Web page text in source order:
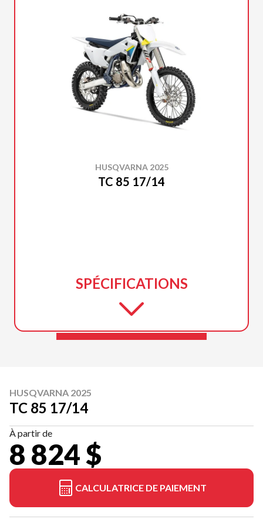
HUSQVARNA 2025
TC 85 17/14
SPÉCIFICATIONS
HUSQVARNA 2025
TC 85 17/14
À partir de
8 824 $
CALCULATRICE DE PAIEMENT